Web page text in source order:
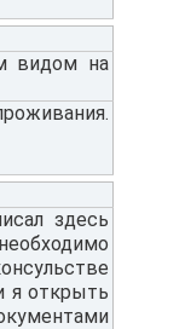
видом на
здесь
я открыть